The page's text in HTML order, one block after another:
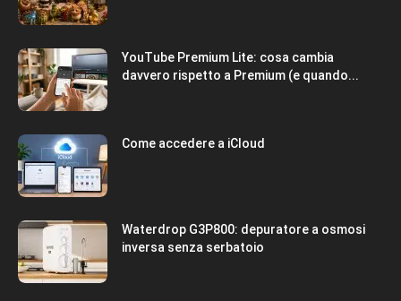
YouTube Premium Lite: cosa cambia
davvero rispetto a Premium (e quando...
Come accedere a iCloud
Waterdrop G3P800: depuratore a osmosi
inversa senza serbatoio